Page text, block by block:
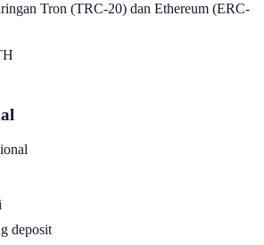
Tron (TRC-20) dan Ethereum (ERC-
deposit